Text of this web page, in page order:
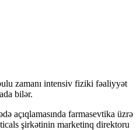
zamanı intensiv fiziki fəaliyyət
bilər.
açıqlamasında farmasevtika üzrə
şirkətinin marketinq direktoru